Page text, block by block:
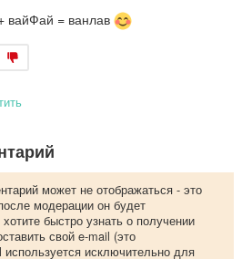
вайФай = ванлав
может не отображаться - это
модерации он будет
быстро узнать о получении
свой e-mail (это
используется исключительно для